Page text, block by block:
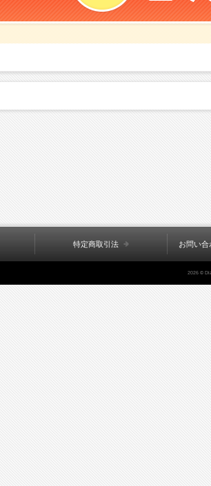
特定商取引法 お問い
2026 ©